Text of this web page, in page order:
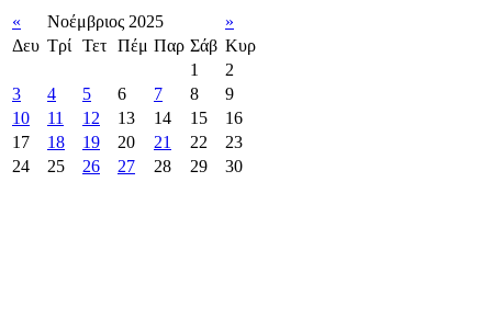
« Νοέμβριος 2025
»
Δευ Τρί Τετ Πέμ Παρ Σάβ Κυρ
1
2
3
4 5 6 7 8
9
10
11 12 13 14 15
16
17
18 19 20 21 22
23
24
25 26 27 28 29 30